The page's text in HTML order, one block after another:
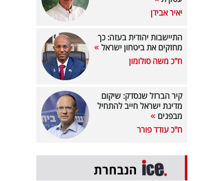
יאיר אבידן
התיישבות יהודית בעזה: כך
מחזקים את ביטחון ישראל
ח"כ משה סולומון
קיר הברזל שנסדק: שיקום
מדינת ישראל חייב להתחיל
מבפנים
ח"כ עודד פורר
הנבחרת